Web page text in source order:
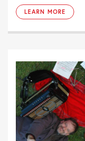
LEARN MORE